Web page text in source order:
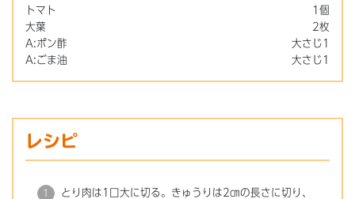
トマト
1個
大葉
2枚
A:ポン酢
大さじ1
A:ごま油
大さじ1
レシピ
とり肉は1口大に切る。きゅうりは2㎝の長さに切り、